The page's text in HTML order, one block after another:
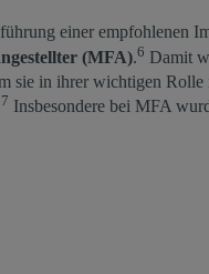
einer empfohlenen
(MFA).6 Damit
sie in ihrer wichtigen
7 Insbesondere bei MFA